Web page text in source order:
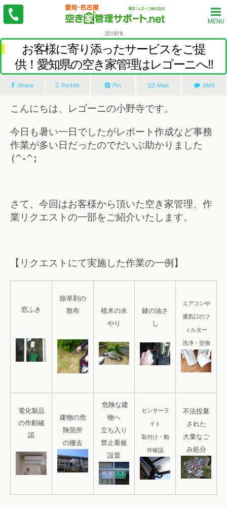
MENU
2018?8
お客様に寄り添ったサービスをご提
供！愛知県の空き家管理はレゴーニへ‼
Share Reddit Pin Mail SMS
こんにちは、レゴーニの小野寺です。
今日も暑い一日でしたがレポート作成など事務
作業が多い日だったのでだいぶ助かりました
(^-^;
さて、今回はお客様から頂いた空き家管理、作
業リクエストの一部をご紹介いたします。
【リクエストにて実施した作業の一例】
窓ふき
除草剤の
散布
植木の水
やり
鍵の油さ
し
エアコンや
通気口のフ
ィルター
洗浄・交換
電化製品
の作動確
認
建物の危
険箇所
の撤去
危険な建
物へ
立ち入り
禁止看板
設置
センサーラ
イト
取付け・動
作確認
不法投棄
された
大量なご
み処分